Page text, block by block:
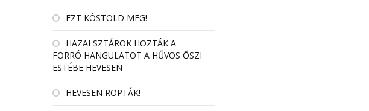
EZT KÓSTOLD MEG!
HAZAI SZTÁROK HOZTÁK A
FORRÓ HANGULATOT A HŰVÖS ŐSZI
ESTÉBE HEVESEN
HEVESEN ROPTÁK!